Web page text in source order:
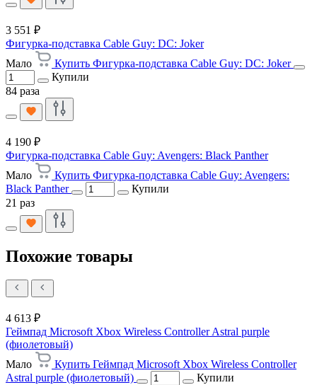
3 551 ₽
Фигурка-подставка Cable Guy: DC: Joker
Мало
Купить Фигурка-подставка Cable Guy: DC: Joker
Купили
84 раза
4 190 ₽
Фигурка-подставка Cable Guy: Avengers: Black Panther
Мало
Купить Фигурка-подставка Cable Guy: Avengers:
Black Panther
Купили
21 раз
Похожие товары
4 613 ₽
Геймпад Microsoft Xbox Wireless Controller Astral purple
(фиолетовый)
Мало
Купить Геймпад Microsoft Xbox Wireless Controller
Astral purple (фиолетовый)
Купили